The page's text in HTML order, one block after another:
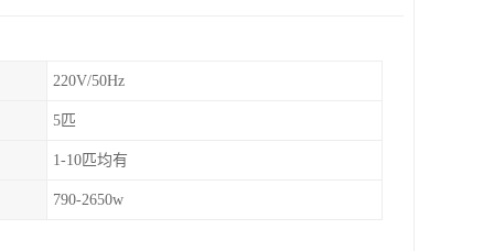
220V/50Hz
5匹
1-10匹均有
790-2650w